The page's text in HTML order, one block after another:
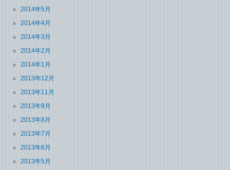
2014年5月
2014年4月
2014年3月
2014年2月
2014年1月
2013年12月
2013年11月
2013年9月
2013年8月
2013年7月
2013年6月
2013年5月